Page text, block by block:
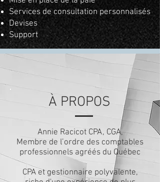
Services de consultation personnalisés
Devises
Support
À PROPOS
Annie Racicot CPA, CGA,
Membre de l’ordre des comptables
professionnels agréés du Québec
CPA et gestionnaire polyvalente,